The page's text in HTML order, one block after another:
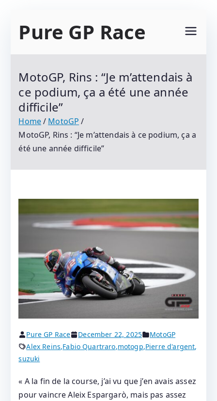
Pure GP Race
Tous Les Protagonistes Du Motocyclisme.
Résultats Et Classements
MotoGP, Rins : “Je m’attendais à
ce podium, ça a été une année
difficile”
Home
MotoGP
MotoGP, Rins : “Je m’attendais à ce podium, ça a
été une année difficile”
Pure GP Race December 22, 2025
MotoGP
Alex Reins,Fabio Quartraro,motogp,Pierre d'argent,
suzuki
« A la fin de la course, j’ai vu que j’en avais assez
pour vaincre Aleix Espargarò, mais pas assez